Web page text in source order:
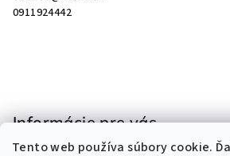
Tento web používa súbory cookie.
0911924442
Informácie pre vás